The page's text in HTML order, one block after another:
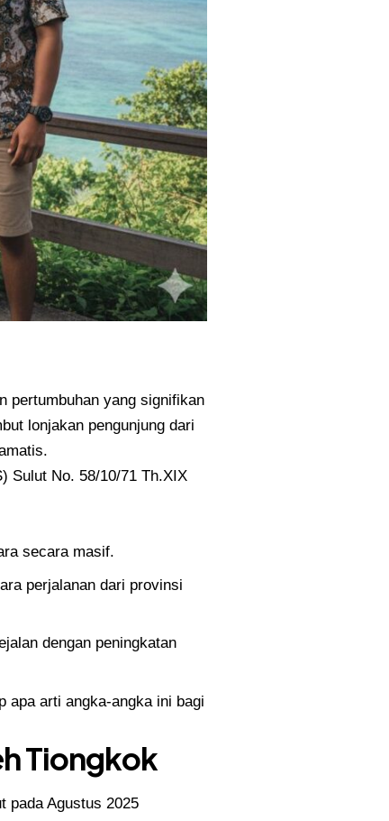
pertumbuhan yang signifikan
lonjakan pengunjung dari
) Sulut No. 58/10/71 Th.XIX
secara masif.
perjalanan dari provinsi
dengan peningkatan
apa arti angka-angka ini bagi
Tiongkok
pada Agustus 2025